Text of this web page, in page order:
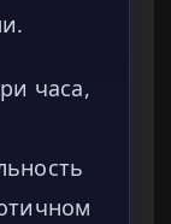
часа,